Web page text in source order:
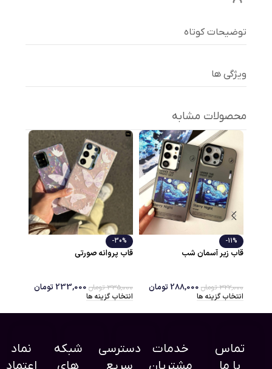
توضیحات کوتاه
ویژگی ها
محصولات مشابه
288,000تومان
قاب پروانه صورتی
335,000 تومان233,000تومان انتخاب گزینه ها
تماس
خدمات
دسترسی
شبکه
نماد